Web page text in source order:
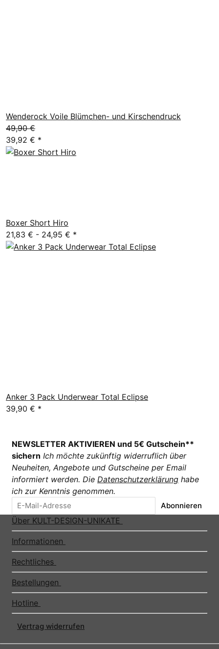
Wenderock Voile Blümchen- und Kirschendruck
49,90 €
39,92 € *
Boxer Short Hiro
21,83 € - 24,95 € *
Anker 3 Pack Underwear Total Eclipse
39,90 € *
NEWSLETTER AKTIVIEREN und 5€ Gutschein**
sichern Ich möchte zukünftig widerruflich über
Neuheiten, Angebote und Gutscheine per Email
informiert werden. Die Datenschutzerklärung habe
ich zur Kenntnis genommen.
Abonnieren
Über KULT-DESIGN-UNIKATE
Informationen
Rechtliches
Bestellungen
Hotline
Vertrag widerrufen